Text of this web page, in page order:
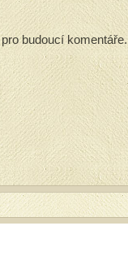
budoucí komentáře.